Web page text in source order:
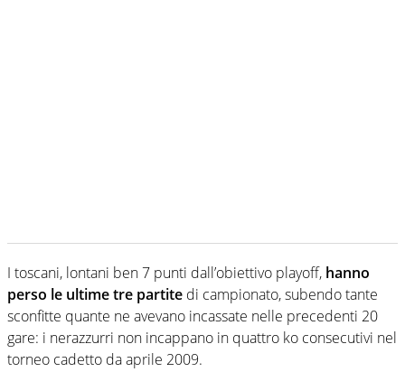
I toscani, lontani ben 7 punti dall’obiettivo playoff, hanno
perso le ultime tre partite di campionato, subendo tante
sconfitte quante ne avevano incassate nelle precedenti 20
gare: i nerazzurri non incappano in quattro ko consecutivi nel
torneo cadetto da aprile 2009.